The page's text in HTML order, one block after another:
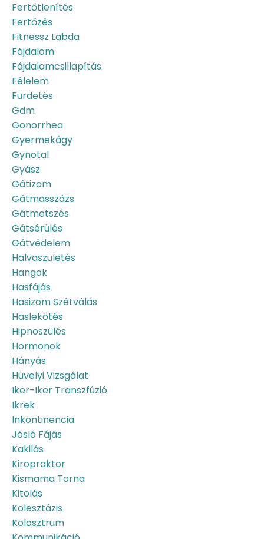
Fertőtlenítés
Fertőzés
Fitnessz Labda
Fájdalom
Fájdalomcsillapítás
Félelem
Fürdetés
Gdm
Gonorrhea
Gyermekágy
Gynotal
Gyász
Gátizom
Gátmasszázs
Gátmetszés
Gátsérülés
Gátvédelem
Halvaszületés
Hangok
Hasfájás
Hasizom Szétválás
Haslekötés
Hipnoszülés
Hormonok
Hányás
Hüvelyi Vizsgálat
Iker-Iker Transzfúzió
Ikrek
Inkontinencia
Jósló Fájás
Kakilás
Kiropraktor
Kismama Torna
Kitolás
Kolesztázis
Kolosztrum